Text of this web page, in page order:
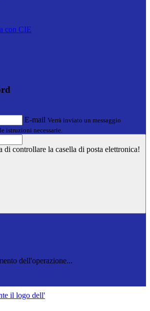
con CIE
E-mail Verrà inviato un messaggio
istruzioni necessarie.
di controllare la casella di posta elettronica!
dell'operazione...